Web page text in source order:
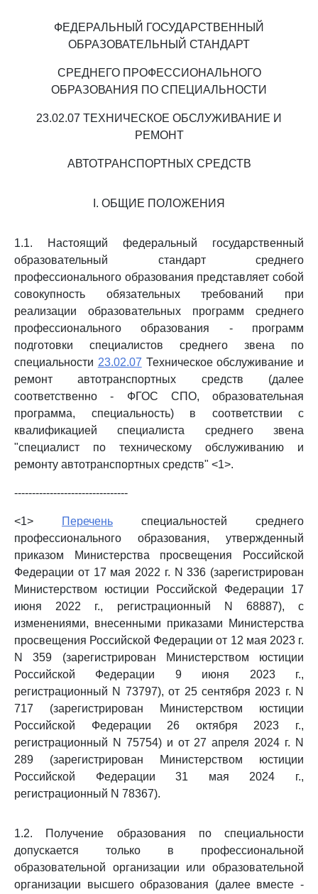
ФЕДЕРАЛЬНЫЙ ГОСУДАРСТВЕННЫЙ
ОБРАЗОВАТЕЛЬНЫЙ СТАНДАРТ
СРЕДНЕГО ПРОФЕССИОНАЛЬНОГО
ОБРАЗОВАНИЯ ПО СПЕЦИАЛЬНОСТИ
23.02.07 ТЕХНИЧЕСКОЕ ОБСЛУЖИВАНИЕ И
РЕМОНТ
АВТОТРАНСПОРТНЫХ СРЕДСТВ
I. ОБЩИЕ ПОЛОЖЕНИЯ
1.1. Настоящий федеральный государственный
образовательный стандарт среднего
профессионального образования представляет собой
совокупность обязательных требований при
реализации образовательных программ среднего
профессионального образования - программ
подготовки специалистов среднего звена по
специальности 23.02.07 Техническое обслуживание и
ремонт автотранспортных средств (далее
соответственно - ФГОС СПО, образовательная
программа, специальность) в соответствии с
квалификацией специалиста среднего звена
"специалист по техническому обслуживанию и
ремонту автотранспортных средств" <1>.
--------------------------------
<1> Перечень специальностей среднего
профессионального образования, утвержденный
приказом Министерства просвещения Российской
Федерации от 17 мая 2022 г. N 336 (зарегистрирован
Министерством юстиции Российской Федерации 17
июня 2022 г., регистрационный N 68887), с
изменениями, внесенными приказами Министерства
просвещения Российской Федерации от 12 мая 2023 г.
N 359 (зарегистрирован Министерством юстиции
Российской Федерации 9 июня 2023 г.,
регистрационный N 73797), от 25 сентября 2023 г. N
717 (зарегистрирован Министерством юстиции
Российской Федерации 26 октября 2023 г.,
регистрационный N 75754) и от 27 апреля 2024 г. N
289 (зарегистрирован Министерством юстиции
Российской Федерации 31 мая 2024 г.,
регистрационный N 78367).
1.2. Получение образования по специальности
допускается только в профессиональной
образовательной организации или образовательной
организации высшего образования (далее вместе -